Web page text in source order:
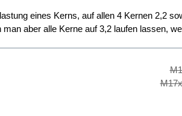
eines Kerns, auf allen 4 Kernen 2,2
aber alle Kerne auf 3,2 laufen lassen,